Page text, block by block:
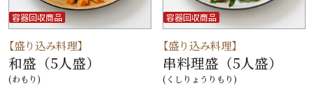
容器回収商品
【盛り込み料理】
和盛（5人盛）
(わもり)
容器回収商品
【盛り込み料理】
串料理盛（5人盛）
(くしりょうりもり)